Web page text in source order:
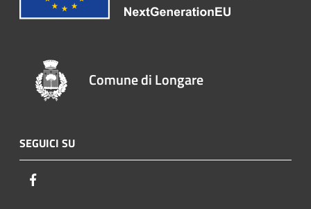
Comune di Longare
SEGUICI SU